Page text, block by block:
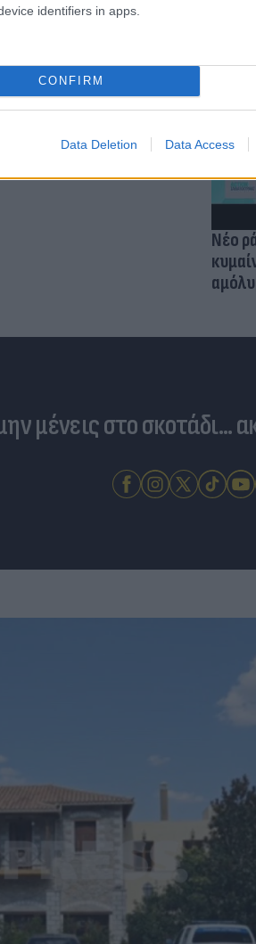
identifiers in apps.
CONFIRM
Data Deletion Data Access
για τον καρκίνο των
θεραπεία και
Νέο
μένεις στο σκοτάδι...